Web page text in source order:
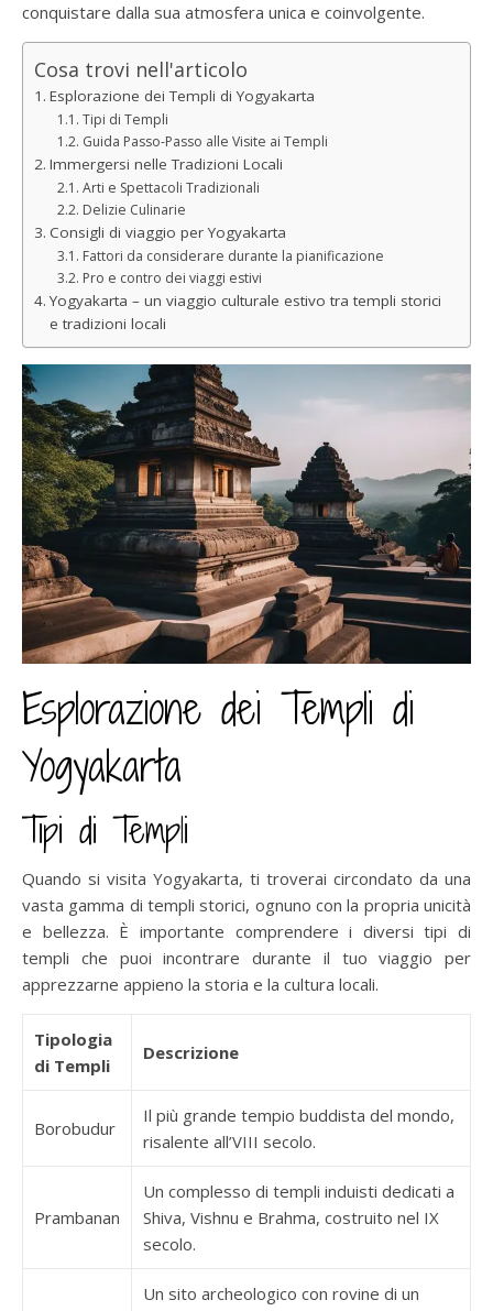
conquistare dalla sua atmosfera unica e coinvolgente.
Cosa trovi nell'articolo
Esplorazione dei Templi di Yogyakarta
Tipi di Templi
Guida Passo-Passo alle Visite ai Templi
Immergersi nelle Tradizioni Locali
Arti e Spettacoli Tradizionali
Delizie Culinarie
Consigli di viaggio per Yogyakarta
Fattori da considerare durante la pianificazione
Pro e contro dei viaggi estivi
Yogyakarta – un viaggio culturale estivo tra templi storici
e tradizioni locali
Esplorazione dei Templi di
Yogyakarta
Tipi di Templi
Quando si visita Yogyakarta, ti troverai circondato da una
vasta gamma di templi storici, ognuno con la propria unicità
e bellezza. È importante comprendere i diversi tipi di
templi che puoi incontrare durante il tuo viaggio per
apprezzarne appieno la storia e la cultura locali.
Tipologia
di Templi
Descrizione
Borobudur
Il più grande tempio buddista del mondo,
risalente all’VIII secolo.
Prambanan
Un complesso di templi induisti dedicati a
Shiva, Vishnu e Brahma, costruito nel IX
secolo.
Un sito archeologico con rovine di un